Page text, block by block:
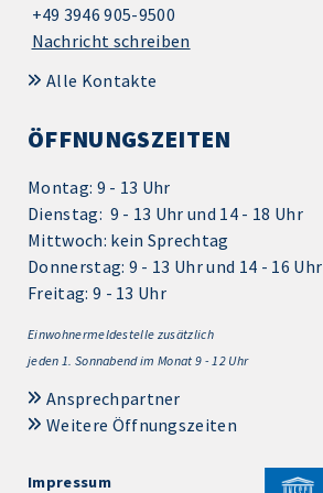
+49 3946 905-9500
Nachricht schreiben
Alle Kontakte
ÖFFNUNGSZEITEN
Montag: 9 - 13 Uhr
Dienstag: 9 - 13 Uhr und 14 - 18 Uhr
Mittwoch: kein Sprechtag
Donnerstag: 9 - 13 Uhr und 14 - 16 Uhr
Freitag: 9 - 13 Uhr
Einwohnermeldestelle zusätzlich
jeden 1. Sonnabend im Monat 9 - 12 Uhr
Ansprechpartner
Weitere Öffnungszeiten
Impressum